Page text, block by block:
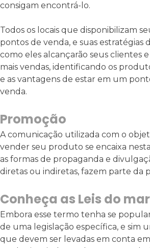
consigam encontrá-lo.
Todos os locais que disponibilizam
pontos de venda, e suas estratégias
como eles alcançarão seus clientes
mais vendas, identificando os
e as vantagens de estar em um
venda.
Promoção
A comunicação utilizada com o
vender seu produto se encaixa
as formas de propaganda e
diretas ou indiretas, fazem parte da
Conheça as Leis do
Embora esse termo tenha se
de uma legislação específica, e sim
que devem ser levadas em conta